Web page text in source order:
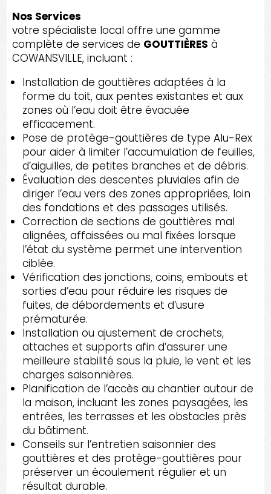
Nos Services
votre spécialiste local offre une gamme
complète de services de GOUTTIÈRES à
COWANSVILLE, incluant :
Installation de gouttières adaptées à la
forme du toit, aux pentes existantes et aux
zones où l’eau doit être évacuée
efficacement.
Pose de protège-gouttières de type Alu-Rex
pour aider à limiter l’accumulation de feuilles,
d’aiguilles, de petites branches et de débris.
Évaluation des descentes pluviales afin de
diriger l’eau vers des zones appropriées, loin
des fondations et des passages utilisés.
Correction de sections de gouttières mal
alignées, affaissées ou mal fixées lorsque
l’état du système permet une intervention
ciblée.
Vérification des jonctions, coins, embouts et
sorties d’eau pour réduire les risques de
fuites, de débordements et d’usure
prématurée.
Installation ou ajustement de crochets,
attaches et supports afin d’assurer une
meilleure stabilité sous la pluie, le vent et les
charges saisonnières.
Planification de l’accès au chantier autour de
la maison, incluant les zones paysagées, les
entrées, les terrasses et les obstacles près
du bâtiment.
Conseils sur l’entretien saisonnier des
gouttières et des protège-gouttières pour
préserver un écoulement régulier et un
résultat durable.